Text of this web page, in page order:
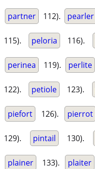
partner 112). pearler
115). peloria 116).
perinea 119). perlite
122). petiole 123).
piefort 126). pierrot
129). pintail 130).
plainer 133). plaiter